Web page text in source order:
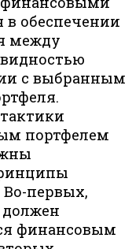
обеспечении
между
с выбранным
портфелем
первых,
финансовым